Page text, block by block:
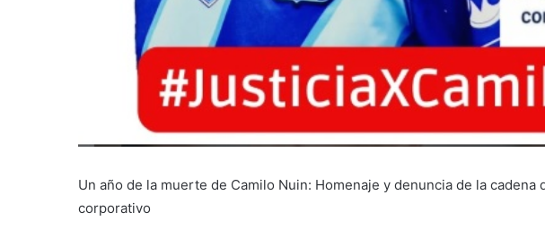
Un año de la muerte de Camilo Nuin: Homenaje y denuncia de la
corporativo